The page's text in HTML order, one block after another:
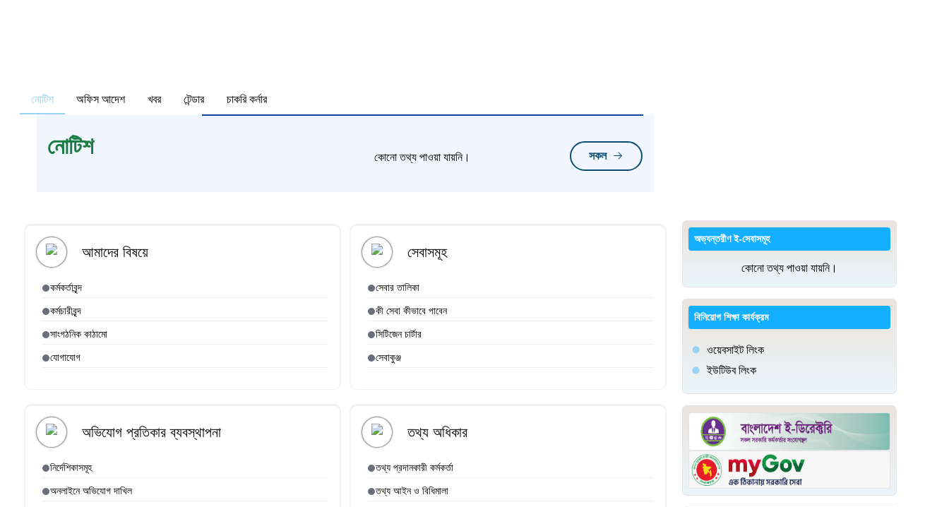
নোটিশ অফিস আদেশ খবর টেন্ডার চাকরি কর্নার
নোটিশ সকল
কোনো তথ্য পাওয়া যায়নি।
আমাদের বিষয়ে
কর্মকর্তাবৃন্দ
কর্মচারীবৃন্দ
সাংগঠনিক কাঠামো
যোগাযোগ
সেবাসমূহ
সেবার তালিকা
কী সেবা কীভাবে পাবেন
সিটিজেন চার্টার
সেবাকুঞ্জ
অভিযোগ প্রতিকার ব্যবস্থাপনা
নির্দেশিকাসমূহ
অনলাইনে অভিযোগ দাখিল
তথ্য অধিকার
তথ্য প্রদানকারী কর্মকর্তা
তথ্য আইন ও বিধিমালা
অভ্যন্তরীণ ই-সেবাসমূহ
কোনো তথ্য পাওয়া যায়নি।
বিনিয়োগ শিক্ষা কার্যক্রম
ওয়েবসাইট লিংক
ইউটিউব লিংক